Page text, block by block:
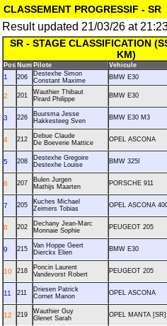
CLASSEMENT PROGRESSIF - SR
Result updated 21/03/26 at
SR - STAGE CLASSIFICATION
KM)
Pos Num Pilote Vehicule
1 206
Destexhe Simon
Constant Maxime
BMW E30
2 201
Wauthier Thibaut
Pirard Philippe
BMW E30
3 226
Buursma Jesse
Hakkesteeg Sven
BMW E30 M3
4 212
Debue Claude
De Boeverie Mattice
OPEL ASCONA
5 208
Destexhe Gregoire
Destexhe Louise
BMW 325I
6 207
Bulen Jurgen
Mathijs Maarten
PORSCHE 911
7 205
Kuches Michael
Zeimers Tobias
OPEL ASCONA
8 202
Dechany Jean-Marc
Monnaie Sophie
PEUGEOT 205
9 215
Van Hoppe Geert
Dierckx Elien
BMW E30
10 218
Poncin Laurent
Vandevorst Robert
PEUGEOT 205
11 211
Driesen Patrick
Cornet Manon
OPEL ASCONA
12 219
Wauthier Guy
Glenet Sarah
OPEL MANTA [SR]